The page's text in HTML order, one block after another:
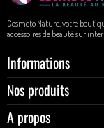
Cosmeto Nature, votre
accessoires de beauté sur
Informations
Nos produits
A propos